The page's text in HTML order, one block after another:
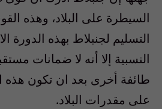
السيطرة على البلاد، وهذه
التسليم لجنبلاط بهذه الدورة
النسبية إلا أنه لا ضمانات
طائفة أخرى بعد ان تكون
على مقدرات البلاد.